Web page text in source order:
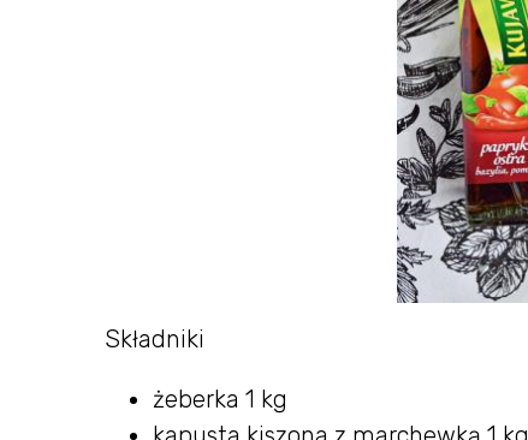
Składniki
żeberka 1 kg